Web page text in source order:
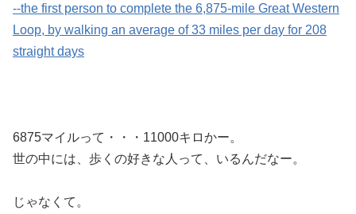
--the first person to complete the 6,875-mile Great Western
Loop, by walking an average of 33 miles per day for 208
straight days
6875マイルって・・・11000キロかー。
世の中には、歩くの好きな人って、いるんだなー。
じゃなくて。